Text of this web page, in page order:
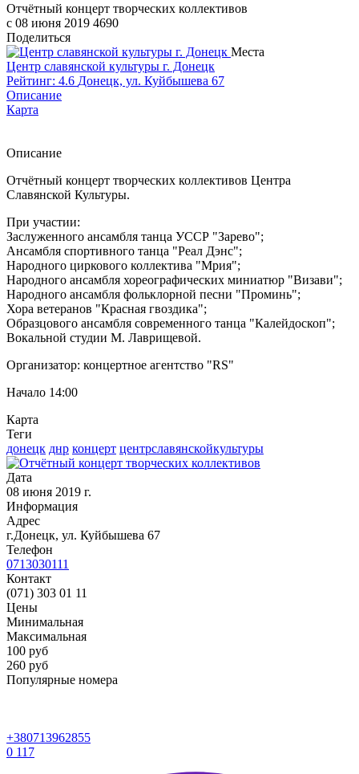
Отчётный концерт творческих коллективов
c 08 июня 2019 4690
Поделиться
Места
Центр славянской культуры г. Донецк
Рейтинг: 4.6 Донецк, ул. Куйбышева 67
Описание
Карта
Описание
Отчётный концерт творческих коллективов Центра
Славянской Культуры.
При участии:
Заслуженного ансамбля танца УССР "Зарево";
Ансамбля спортивного танца "Реал Дэнс";
Народного циркового коллектива "Мрия";
Народного ансамбля хореографических миниатюр "Визави";
Народного ансамбля фольклорной песни "Проминь";
Хора ветеранов "Красная гвоздика";
Образцового ансамбля современного танца "Калейдоскоп";
Вокальной студии М. Лаврищевой.
Организатор: концертное агентство "RS"
Начало 14:00
Карта
Теги
донецк днр концерт центрславянскойкультуры
Дата
08 июня 2019 г.
Информация
Адрес
г.Донецк, ул. Куйбышева 67
Телефон
0713030111
Контакт
(071) 303 01 11
Цены
Минимальная
Максимальная
100 руб
260 руб
Популярные номера
+380713962855
0 117